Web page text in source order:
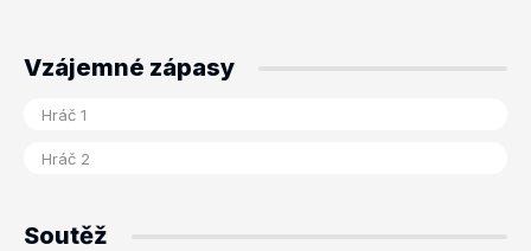
Vzájemné zápasy
Soutěž